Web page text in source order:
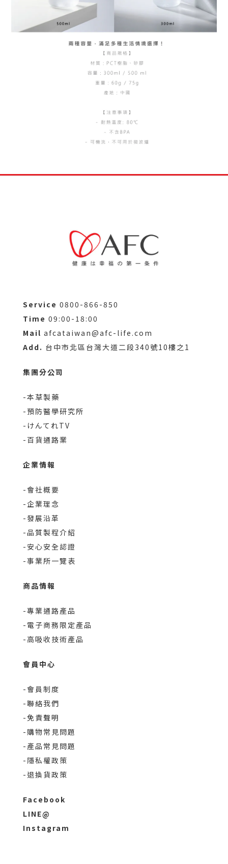
Service 0800-866-850
Time 09:00-18:00
Mail afcataiwan@afc-life.com
Add. 台中市北區台灣大道二段340號10樓之1
集團分公司
-本草製藥
-預防醫學研究所
-けんてれTV
-百貨通路業
企業情報
-會社概要
-企業理念
-發展沿革
-品質製程介紹
-安心安全認證
-事業所一覽表
商品情報
-專業通路產品
-電子商務限定產品
-高吸收技術產品
會員中心
-會員制度
-聯絡我們
-免責聲明
-購物常見問題
-產品常見問題
-隱私權政策
-退換貨政策
Facebook
LINE@
Instagram